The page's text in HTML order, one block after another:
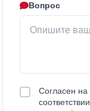
Вопрос
Согласен